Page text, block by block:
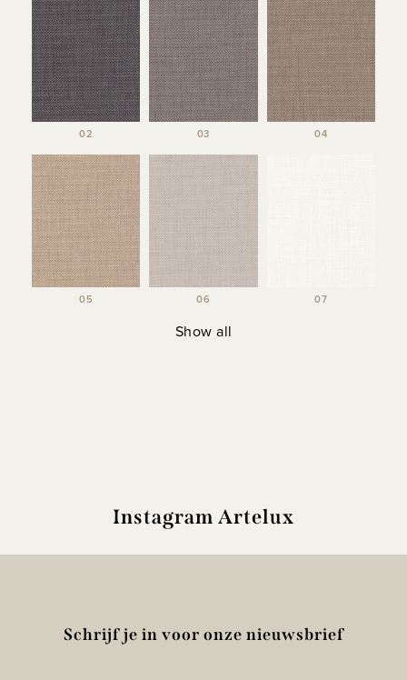
02 03 04
05 06 07
Show all
Instagram Artelux
Schrijf je in voor onze nieuwsbrief